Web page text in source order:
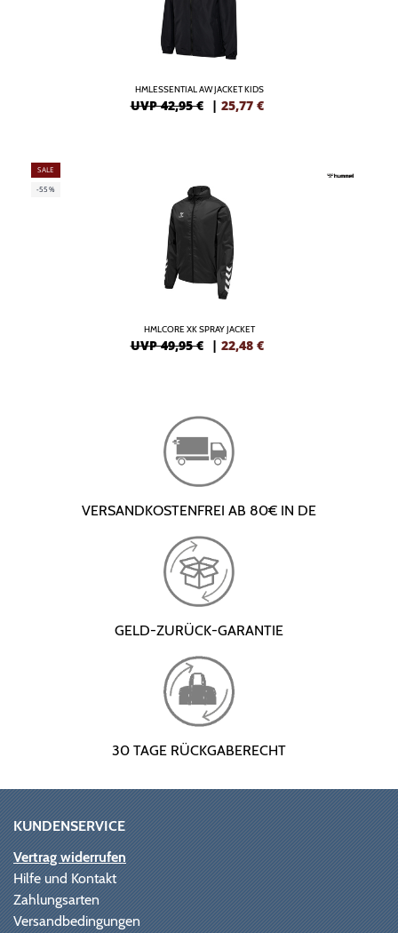
HMLESSENTIAL AW JACKET KIDS
UVP 42,95 € | 25,77 €
SALE
-55%
HMLCORE XK SPRAY JACKET
UVP 49,95 € | 22,48 €
VERSANDKOSTENFREI AB 80€ IN DE
GELD-ZURÜCK-GARANTIE
30 TAGE RÜCKGABERECHT
KUNDENSERVICE
Vertrag widerrufen
Hilfe und Kontakt
Zahlungsarten
Versandbedingungen